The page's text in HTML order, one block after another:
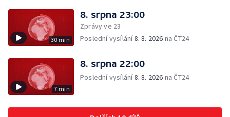
30 min
8. srpna 23:00
Zprávy ve 23
Poslední vysílání8. 8. 2026 na ČT24
7 min
8. srpna 22:00
Poslední vysílání8. 8. 2026 na ČT24